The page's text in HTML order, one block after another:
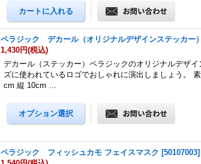
ペラジック デカール（オリジナルデザインステッカー）
1,430円(税込)
デカール（ステッカー）ペラジックのオリジナルデザ
ズに使われているロゴでおしゃれに演出しましょう。
cm 縦 10cm …
ペラジック フィッシュカモ フェイスマスク [50107003]